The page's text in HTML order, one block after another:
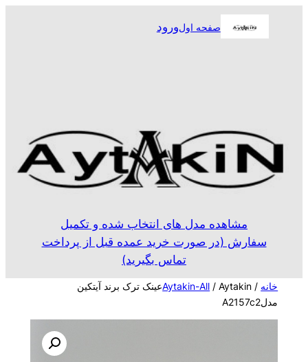
صفحه اولورود
مشاهده مدل های انتخاب شده و تکمیل
سفارش (در صورت خرید عمده قبل از پرداخت
تماس بگیرید)
خانه /
Aytakin-All/ Aytakinعینک ترک برند آیتکین
مدلA2157c2